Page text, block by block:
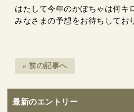
はたして今年のかぼちゃは何キ
みなさまの予想をお待ちして
« 前の記事へ
最新のエントリー